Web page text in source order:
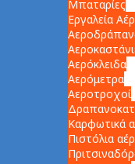
Μπαταρίες
Εργαλεία
Αερόκλειδα
Αερόμετρα
Αεροτροχοί
Καρφωτικά
Πιστόλια